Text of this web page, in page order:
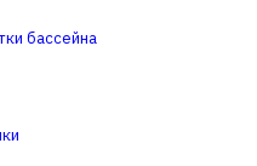
бассейна